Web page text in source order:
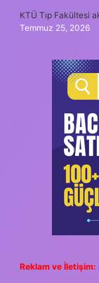
KTÜ Tıp Fakültesi
Temmuz 25, 2026
Reklam ve İletişim: